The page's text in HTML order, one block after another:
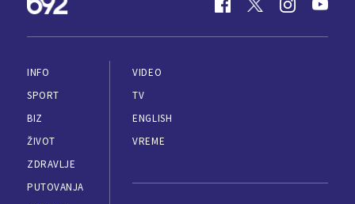
INFO
SPORT
BIZ
ŽIVOT
ZDRAVLJE
PUTOVANJA
VIDEO
TV
ENGLISH
VREME